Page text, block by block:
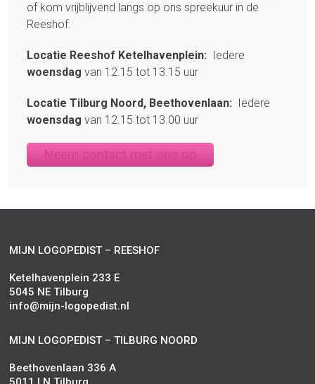
of kom vrijblijvend langs op ons spreekuur in de
Reeshof.
Locatie Reeshof Ketelhavenplein: Iedere
woensdag van 12.15 tot 13.15 uur
Locatie Tilburg Noord, Beethovenlaan: Iedere
woensdag van 12.15 tot 13.00 uur
Neem contact met ons op
MIJN LOGOPEDIST – REESHOF
Ketelhavenplein 233 E
5045 NE Tilburg
info@mijn-logopedist.nl
MIJN LOGOPEDIST – TILBURG NOORD
Beethovenlaan 336 A